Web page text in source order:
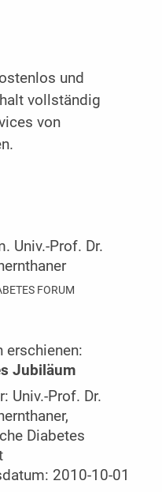
und
vollständig
von
Univ.-Prof. Dr.
FORUM
erschienen:
Jubiläum
Univ.-Prof. Dr.
Diabetes
2010-10-01